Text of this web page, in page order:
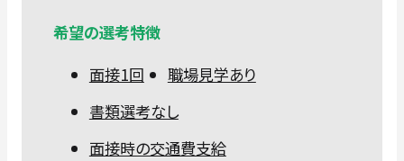
希望の選考特徴
面接1回
職場見学あり
書類選考なし
面接時の交通費支給